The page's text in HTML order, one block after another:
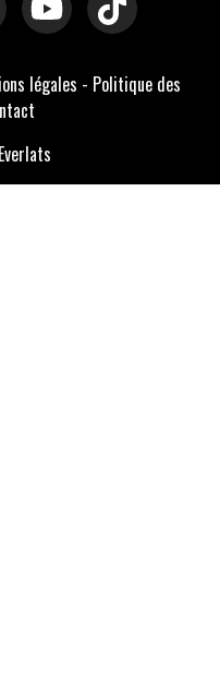
légales - Politique des